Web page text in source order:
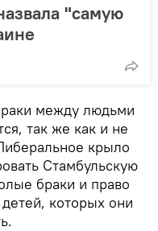
"самую
между людьми
так же как и не
крыло
Стамбульскую
браки и право
которых они